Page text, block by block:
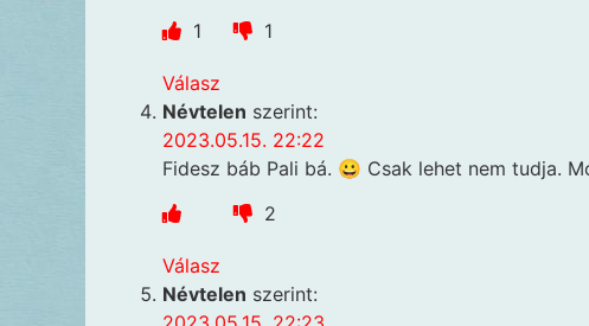
1
1
Válasz
Névtelen szerint:
2023.05.15. 22:22
Fidesz báb Pali bá. 😀 Csak lehet nem tudja.
2
Válasz
Névtelen szerint: